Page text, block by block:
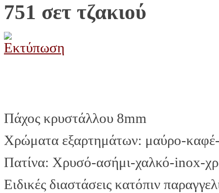
751 σετ τζακιού
Πάχος κρυστάλλου 8mm
Χρώματα εξαρτημάτων: μαύρο-
Πατίνα: Χρυσό-ασήμι-χαλκό-inox-
Ειδικές διαστάσεις κατόπιν